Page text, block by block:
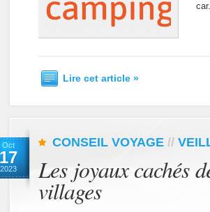
car.
Lire cet article »
Oct
17
2023
CONSEIL VOYAGE //
Les joyaux cachés
villages